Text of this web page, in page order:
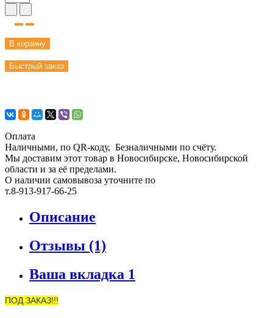
В корзину
Быстрый заказ
Оплата
Наличными, по QR-коду, Безналичными по счёту.
Мы доставим этот товар в Новосибирске, Новосибирской
области и за её пределами.
О наличии самовывоза уточните по
т.8-913-917-66-25
Описание
Отзывы (1)
Ваша вкладка 1
ПОД ЗАКАЗ!!!